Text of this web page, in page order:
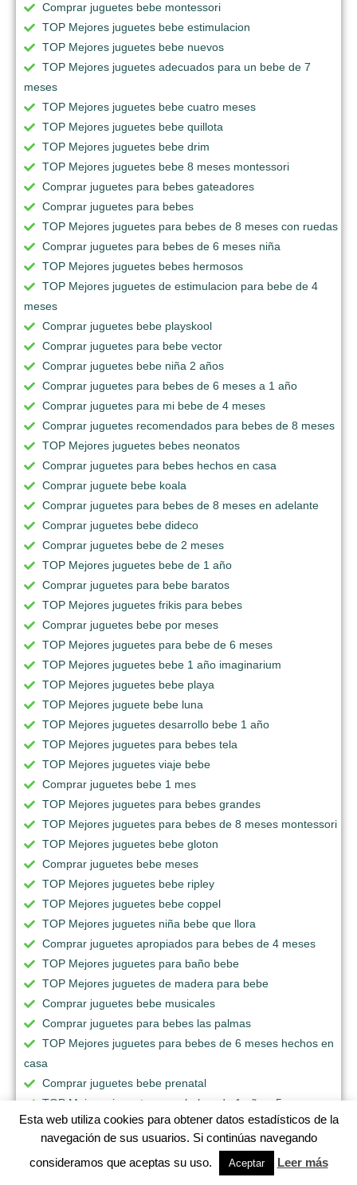
Comprar juguetes bebe montessori
TOP Mejores juguetes bebe estimulacion
TOP Mejores juguetes bebe nuevos
TOP Mejores juguetes adecuados para un bebe de 7
meses
TOP Mejores juguetes bebe cuatro meses
TOP Mejores juguetes bebe quillota
TOP Mejores juguetes bebe drim
TOP Mejores juguetes bebe 8 meses montessori
Comprar juguetes para bebes gateadores
Comprar juguetes para bebes
TOP Mejores juguetes para bebes de 8 meses con ruedas
Comprar juguetes para bebes de 6 meses niña
TOP Mejores juguetes bebes hermosos
TOP Mejores juguetes de estimulacion para bebe de 4
meses
Comprar juguetes bebe playskool
Comprar juguetes para bebe vector
Comprar juguetes bebe niña 2 años
Comprar juguetes para bebes de 6 meses a 1 año
Comprar juguetes para mi bebe de 4 meses
Comprar juguetes recomendados para bebes de 8 meses
TOP Mejores juguetes bebes neonatos
Comprar juguetes para bebes hechos en casa
Comprar juguete bebe koala
Comprar juguetes para bebes de 8 meses en adelante
Comprar juguetes bebe dideco
Comprar juguetes bebe de 2 meses
TOP Mejores juguetes bebe de 1 año
Comprar juguetes para bebe baratos
TOP Mejores juguetes frikis para bebes
Comprar juguetes bebe por meses
TOP Mejores juguetes para bebe de 6 meses
TOP Mejores juguetes bebe 1 año imaginarium
TOP Mejores juguetes bebe playa
TOP Mejores juguete bebe luna
TOP Mejores juguetes desarrollo bebe 1 año
TOP Mejores juguetes para bebes tela
TOP Mejores juguetes viaje bebe
Comprar juguetes bebe 1 mes
TOP Mejores juguetes para bebes grandes
TOP Mejores juguetes para bebes de 8 meses montessori
TOP Mejores juguetes bebe gloton
Comprar juguetes bebe meses
TOP Mejores juguetes bebe ripley
TOP Mejores juguetes bebe coppel
TOP Mejores juguetes niña bebe que llora
Comprar juguetes apropiados para bebes de 4 meses
TOP Mejores juguetes para baño bebe
TOP Mejores juguetes de madera para bebe
Comprar juguetes bebe musicales
Comprar juguetes para bebes las palmas
TOP Mejores juguetes para bebes de 6 meses hechos en
casa
Comprar juguetes bebe prenatal
TOP Mejores juguetes para bebes de 1 año y 5 meses
TOP Mejores juguetes bebe de 10 meses
Comprar juguetes para bebe de 8 meses
Comprar juguetes bebe para el coche
Esta web utiliza cookies para obtener datos estadísticos de la
navegación de sus usuarios. Si continúas navegando
consideramos que aceptas su uso.
Aceptar Leer más